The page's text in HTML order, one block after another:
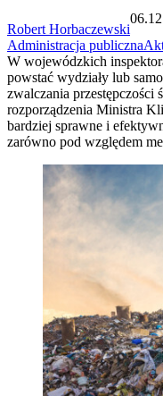
Robert Horbaczewski
Administracja publiczna
W wojewódzkich
powstać wydziały lub
zwalczania
rozporządzenia Ministra
bardziej sprawne i
zarówno pod względem